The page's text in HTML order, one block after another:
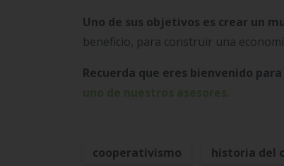
Uno de sus objetivos es crear un
beneficio, para construir una
Recuerda que eres bienvenido
cooperativismo historia del